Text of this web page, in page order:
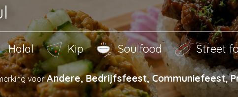
Halal Kip Soulfood Street
voorAndere, Bedrijfsfeest, Communiefeest,